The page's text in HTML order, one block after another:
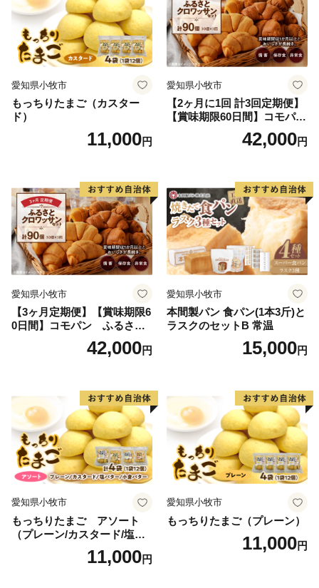
愛知県小牧市
もっちりたまご（カスター
ド）
11,000円
愛知県小牧市
【2ヶ月に1回 計3回定期便】
【賞味期限60日間】コモパ
ン ふるさとクロワッサンセ
ット（計90個）／災害用備蓄
42,000円
愛知県小牧市
【3ヶ月定期便】【賞味期限6
0日間】コモパン ふるさと
クロワッサンセット（計90
個）／災害用備蓄 保存食 非
42,000円
愛知県小牧市
本間製パン 食パン(1本3斤)と
ラスクのセットB 常温
15,000円
愛知県小牧市
もっちりたまご アソート
（プレーン/カスタード/塩バ
ター/小倉バター）11,000円
愛知県小牧市
もっちりたまご（プレーン）
11,000円